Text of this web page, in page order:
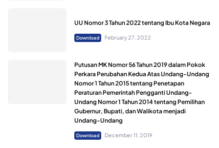
UU Nomor 3 Tahun 2022 tentang Ibu Kota Negara
Download February 27, 2022
Putusan MK Nomor 56 Tahun 2019 dalam Pokok
Perkara Perubahan Kedua Atas Undang-Undang
Nomor 1 Tahun 2015 tentang Penetapan
Peraturan Pemerintah Pengganti Undang-
Undang Nomor 1 Tahun 2014 tentang Pemilihan
Gubernur, Bupati, dan Walikota menjadi
Undang-Undang
Download December 11, 2019